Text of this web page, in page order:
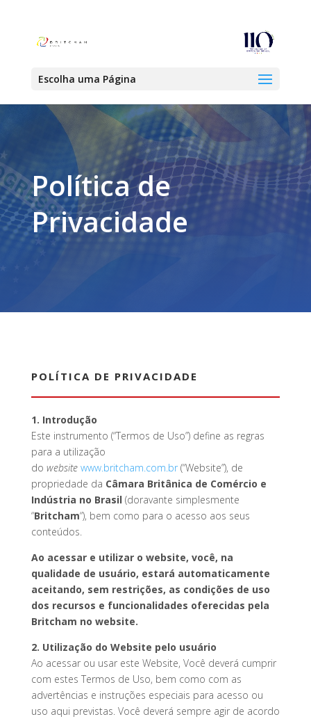
Escolha uma Página
Política de
Privacidade
POLÍTICA DE PRIVACIDADE
1. Introdução
Este instrumento (“Termos de Uso”) define as regras
para a utilização
do website www.britcham.com.br(“Website”), de
propriedade da Câmara Britânica de Comércio e
Indústria no Brasil (doravante simplesmente
“Britcham“), bem como para o acesso aos seus
conteúdos.
Ao acessar e utilizar o website, você, na
qualidade de usuário, estará automaticamente
aceitando, sem restrições, as condições de uso
dos recursos e funcionalidades oferecidas pela
Britcham no website.
2. Utilização do Website pelo usuário
Ao acessar ou usar este Website, Você deverá cumprir
com estes Termos de Uso, bem como com as
advertências e instruções especiais para acesso ou
uso aqui previstas. Você deverá sempre agir de acordo